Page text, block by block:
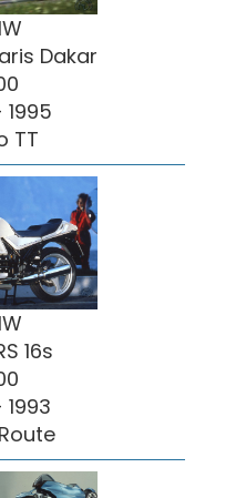
Dakar
1995
TT
16s
1993